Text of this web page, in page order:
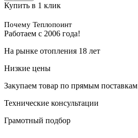
Купить в 1 клик
Почему Теплопоинт
Работаем с 2006 года!
На рынке отопления 18 лет
Низкие цены
Закупаем товар по прямым поставкам
Технические консультации
Грамотный подбор